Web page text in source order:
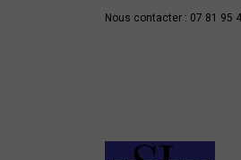
Nous contacter : 07 81 95